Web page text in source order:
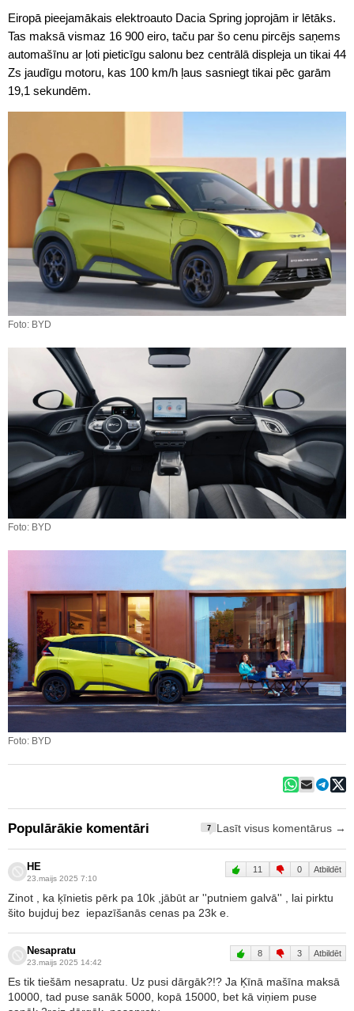
Eiropā pieejamākais elektroauto Dacia Spring joprojām ir lētāks.
Tas maksā vismaz 16 900 eiro, taču par šo cenu pircējs saņems
automašīnu ar ļoti pieticīgu salonu bez centrālā displeja un tikai 44
Zs jaudīgu motoru, kas 100 km/h ļaus sasniegt tikai pēc garām
19,1 sekundēm.
Foto: BYD
Foto: BYD
Foto: BYD
Populārākie komentāri 7 Lasīt visus komentārus →
HE
23.maijs 2025 7:10
11 0 Atbildēt
Zinot , ka ķīnietis pērk pa 10k ,jābūt ar ''putniem galvā'' , lai pirktu
šito bujduj bez iepazīšanās cenas pa 23k e.
Nesapratu
23.maijs 2025 14:42
8 3 Atbildēt
Es tik tiešām nesapratu. Uz pusi dārgāk?!? Ja Ķīnā mašīna maksā
10000, tad puse sanāk 5000, kopā 15000, bet kā viņiem puse